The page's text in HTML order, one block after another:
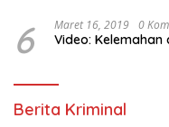
6 Maret 16, 2019 0
Video: Kelemahan
Berita Kriminal